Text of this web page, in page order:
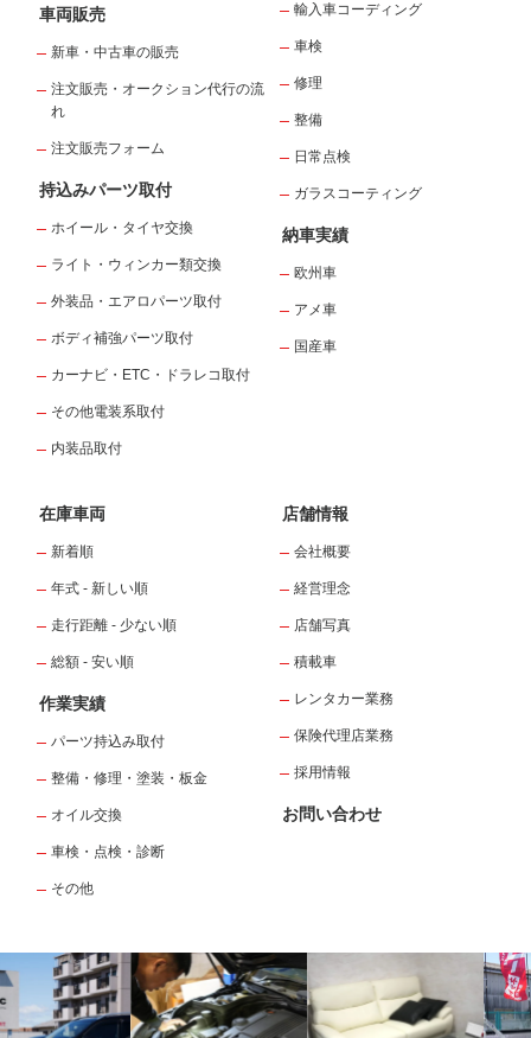
車両販売
新車・中古車の販売
注文販売・オークション代行の流
れ
注文販売フォーム
持込みパーツ取付
ホイール・タイヤ交換
ライト・ウィンカー類交換
外装品・エアロパーツ取付
ボディ補強パーツ取付
カーナビ・ETC・ドラレコ取付
その他電装系取付
内装品取付
輸入車コーディング
車検
修理
整備
日常点検
ガラスコーティング
納車実績
欧州車
アメ車
国産車
在庫車両
新着順
年式 - 新しい順
走行距離 - 少ない順
総額 - 安い順
作業実績
パーツ持込み取付
整備・修理・塗装・板金
オイル交換
車検・点検・診断
その他
店舗情報
会社概要
経営理念
店舗写真
積載車
レンタカー業務
保険代理店業務
採用情報
お問い合わせ